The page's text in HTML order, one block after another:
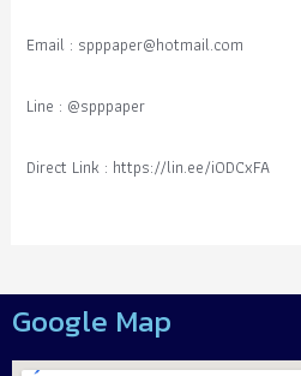
Email : spppaper@hotmail.com
Line : @spppaper
Direct Link : https://lin.ee/i0DCxFA
Google Map